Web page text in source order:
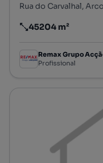
Rua do Carvalhal,
Preço por metro
45204 m²
Remax Grupo
Profissional